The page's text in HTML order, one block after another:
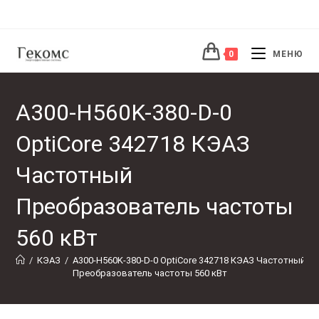
0 МЕНЮ
A300-H560K-380-D-0
OptiCore 342718 КЭАЗ
Частотный
Преобразователь частоты
560 кВт
/ КЭАЗ / A300-H560K-380-D-0 OptiCore 342718 КЭАЗ Частотный
Преобразователь частоты 560 кВт